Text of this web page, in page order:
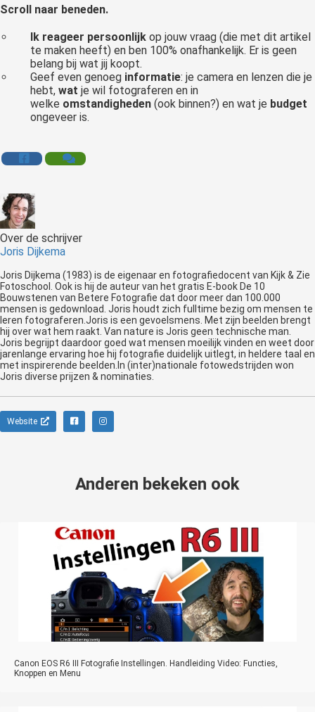
Scroll naar beneden.
Ik reageer persoonlijk op jouw vraag (die met dit artikel
te maken heeft) en ben 100% onafhankelijk. Er is geen
belang bij wat jij koopt.
Geef even genoeg informatie: je camera en lenzen die je
hebt,wat je wil fotograferen en in
welke omstandigheden (ook binnen?) en wat je budget
ongeveer is.
Over de schrijver
Joris Dijkema
Joris Dijkema (1983) is de eigenaar en fotografiedocent van Kijk & Zie
Fotoschool. Ook is hij de auteur van het gratis E-book De 10
Bouwstenen van Betere Fotografie dat door meer dan 100.000
mensen is gedownload. Joris houdt zich fulltime bezig om mensen te
leren fotograferen.Joris is een gevoelsmens. Met zijn beelden brengt
hij over wat hem raakt. Van nature is Joris geen technische man.
Joris begrijpt daardoor goed wat mensen moeilijk vinden en weet door
jarenlange ervaring hoe hij fotografie duidelijk uitlegt, in heldere taal en
met inspirerende beelden.In (inter)nationale fotowedstrijden won
Joris diverse prijzen & nominaties.
Website
Anderen bekeken ook
Canon EOS R6 III Fotografie Instellingen. Handleiding Video: Functies,
Knoppen en Menu